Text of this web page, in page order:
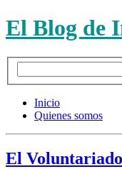
El Blog de
Inicio
Quienes somos
El